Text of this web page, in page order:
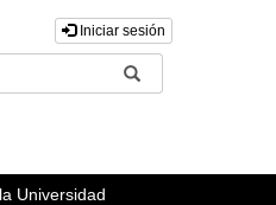
Iniciar sesión
Enviar
Universidad